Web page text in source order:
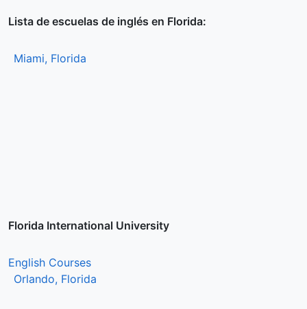
Lista de escuelas de inglés en Florida:
Miami, Florida
Florida International University
English Courses
Orlando, Florida